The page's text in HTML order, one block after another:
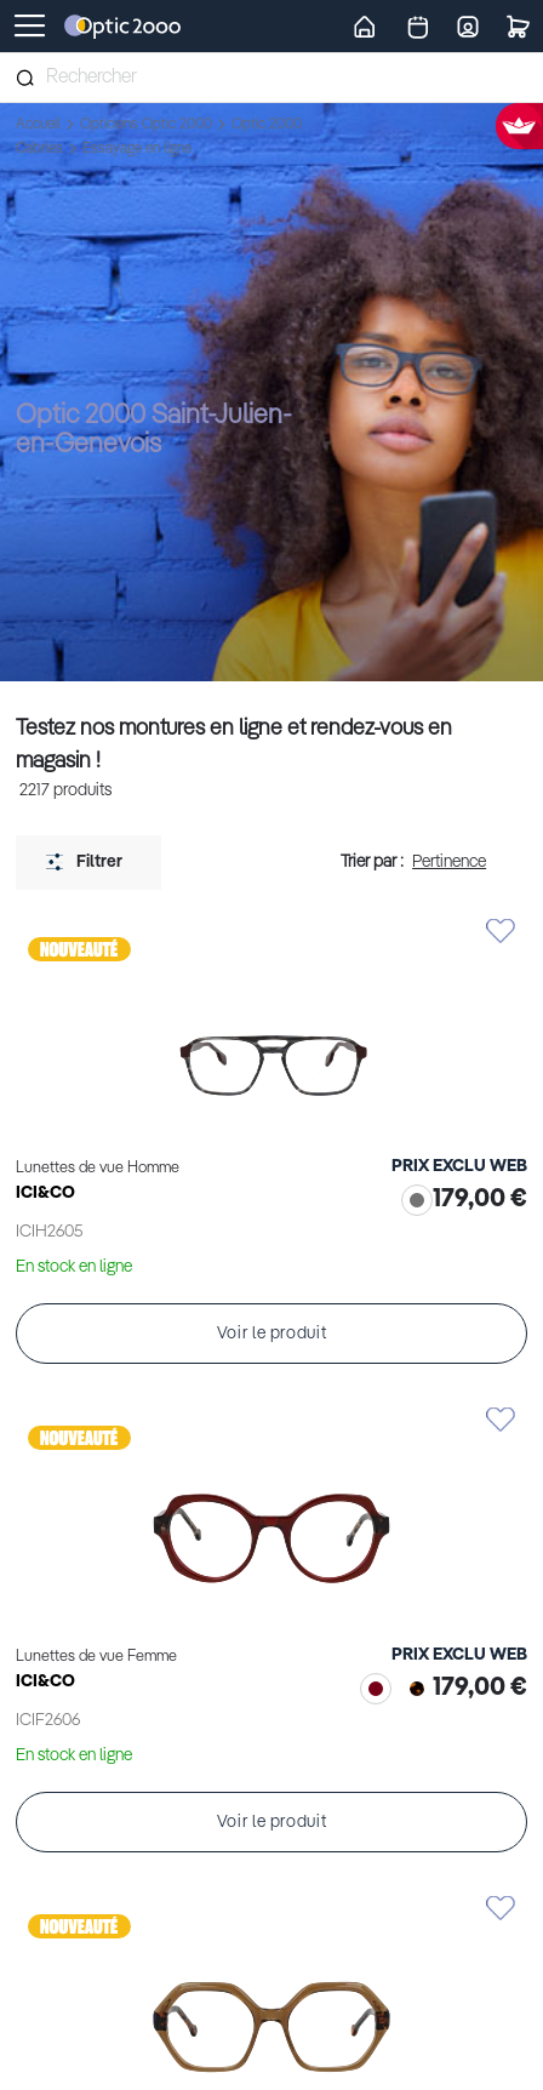
Retour vers la page d'accueil
Accueil Opticiens Optic 2000
Optic 2000
Cabries
Essayage en ligne
Optic 2000 Saint-Julien-
en-Genevois
Testez nos montures en ligne et rendez-vous en
magasin !
2217 produits
Lunettes de vue Homme
ICI&CO
ICIH2605
PRIX EXCLU WEB
179,00 €
En stock en ligne
Voir le produit
Lunettes de vue Femme
ICI&CO
ICIF2606
PRIX EXCLU WEB
179,00 €
En stock en ligne
Voir le produit
Filtrer Trier par :